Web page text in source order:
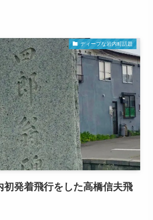
ディープな岩内町話題
初発着飛行をした高橋信夫飛